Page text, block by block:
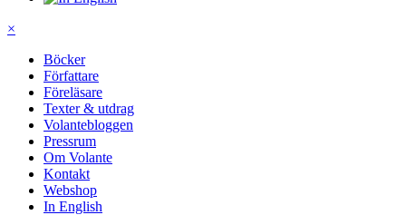
×
Böcker
Författare
Föreläsare
Texter & utdrag
Volantebloggen
Pressrum
Om Volante
Kontakt
Webshop
In English